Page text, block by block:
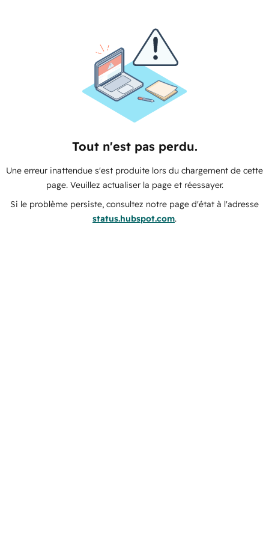
Tout n'est pas perdu.
Une erreur inattendue s'est produite lors du chargement de cette
page. Veuillez actualiser la page et réessayer.
Si le problème persiste, consultez notre page d'état à l'adresse
status.hubspot.com.